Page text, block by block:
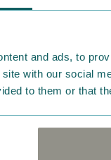
and ads, to
with our social
to them or that